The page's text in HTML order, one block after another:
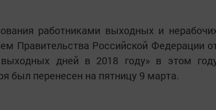
работниками выходных и
Правительства Российской Федерации
дней в 2018 году» в этом
был перенесен на пятницу 9 марта.